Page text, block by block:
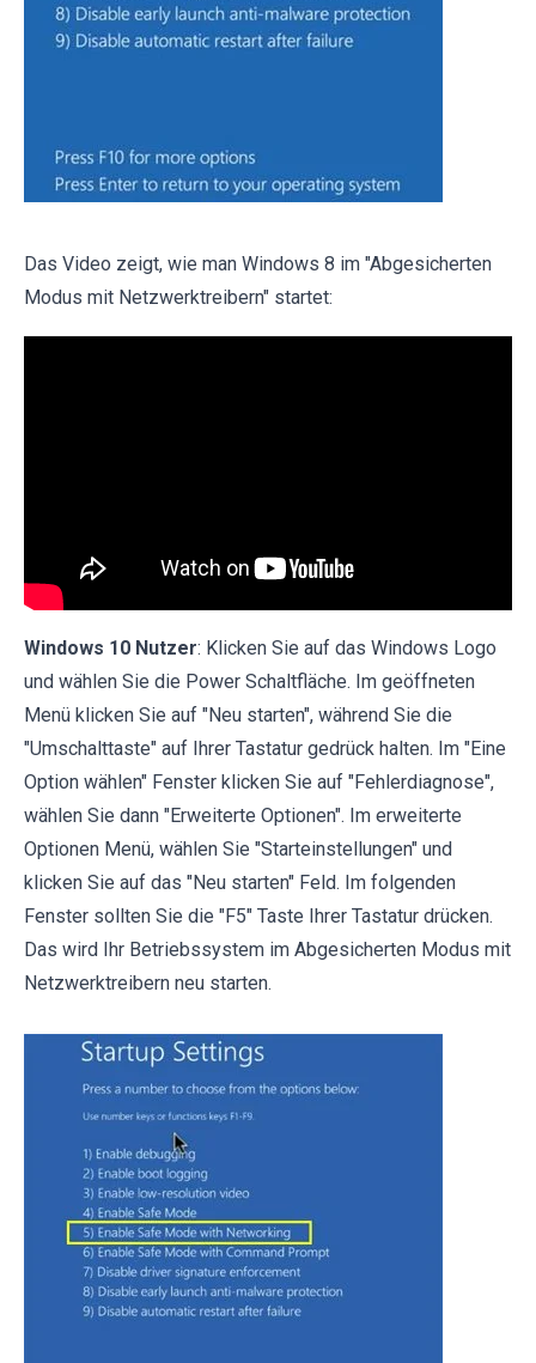
Das Video zeigt, wie man Windows 8 im "Abgesicherten
Modus mit Netzwerktreibern" startet:
Windows 10 Nutzer: Klicken Sie auf das Windows Logo
und wählen Sie die Power Schaltfläche. Im geöffneten
Menü klicken Sie auf "Neu starten", während Sie die
"Umschalttaste" auf Ihrer Tastatur gedrück halten. Im "Eine
Option wählen" Fenster klicken Sie auf "Fehlerdiagnose",
wählen Sie dann "Erweiterte Optionen". Im erweiterte
Optionen Menü, wählen Sie "Starteinstellungen" und
klicken Sie auf das "Neu starten" Feld. Im folgenden
Fenster sollten Sie die "F5" Taste Ihrer Tastatur drücken.
Das wird Ihr Betriebssystem im Abgesicherten Modus mit
Netzwerktreibern neu starten.